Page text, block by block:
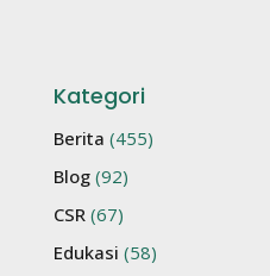
Kategori
Berita (455)
Blog (92)
CSR (67)
Edukasi (58)